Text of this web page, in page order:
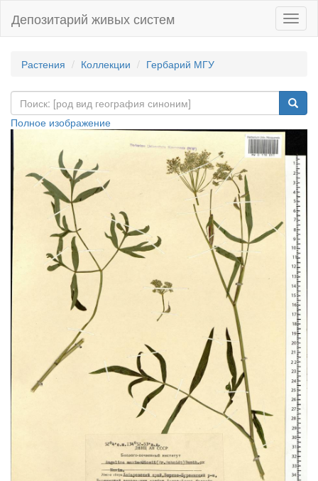
Депозитарий живых систем
Растения Коллекции Гербарий МГУ
Полное изображение